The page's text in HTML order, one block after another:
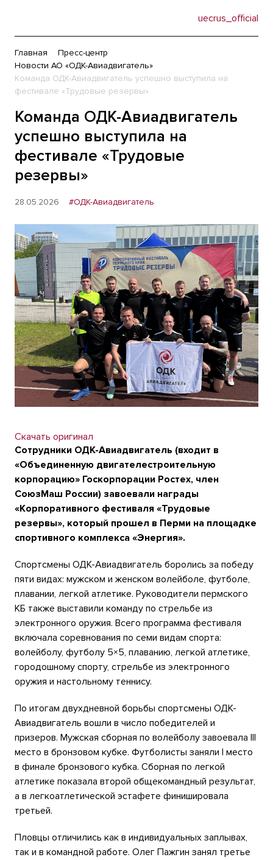
uecrus_official
Главная
Пресс-центр
Новости АО «ОДК-Авиадвигатель»
Команда ОДК-Авиадвигатель успешно выступила на
фестивале «Трудовые резервы»
Команда ОДК-Авиадвигатель
успешно выступила на
фестивале «Трудовые
резервы»
28.05.2026 #ОДК-Авиадвигатель
Скачать оригинал
Сотрудники ОДК-Авиадвигатель (входит в
«Объединенную двигателестроительную
корпорацию» Госкорпорации Ростех, член
СоюзМаш России) завоевали награды
«Корпоративного фестиваля «Трудовые
резервы», который прошел в Перми на площадке
спортивного комплекса «Энергия».
Спортсмены ОДК-Авиадвигатель боролись за победу
пяти видах: мужском и женском волейболе, футболе,
плавании, легкой атлетике. Руководители пермского
КБ также выставили команду по стрельбе из
электронного оружия. Всего программа фестиваля
включала соревнования по семи видам спорта:
волейболу, футболу 5×5, плаванию, легкой атлетике,
городошному спорту, стрельбе из электронного
оружия и настольному теннису.
По итогам двухдневной борьбы спортсмены ОДК-
Авиадвигатель вошли в число победителей и
призеров. Мужская сборная по волейболу завоевала III
место в бронзовом кубке. Футболисты заняли I место
в финале бронзового кубка. Сборная по легкой
атлетике показала второй общекомандный результат,
а в легкоатлетической эстафете финишировала
третьей.
Пловцы отличились как в индивидуальных заплывах,
так и в командной работе. Олег Пажгин занял третье